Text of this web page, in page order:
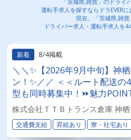
「茨城県,雑貨」のドライ
運転手求人を探すならドラEVERに
現在、「茨城県,雑貨
ドライバー求人・運転手求人を
新着
8/4掲載
＼＼✨【2026年9月中旬】神
ン！✨／／ ＜＜ルート配送
型も同時募集中！⏩魅力
大型トラックなど様々な配送
べる働き方】理想の働き方が
流業界初めての方も大歓迎で
株式会社ＴＴＢトランス倉庫 神
交通費支給 昇給あり 寮・社宅あり